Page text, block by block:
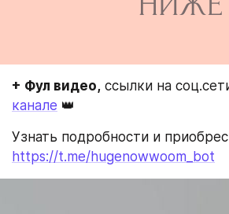
+ Фул видео, ссылки на
канале 👑
https://t.me/hugenowwoom_bot